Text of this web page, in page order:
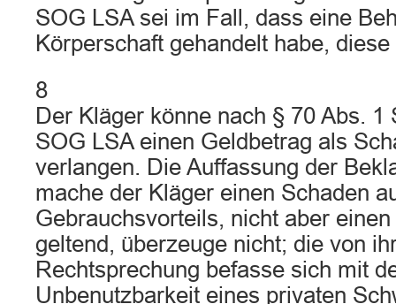
SOG LSA sei im Fall, dass eine
Körperschaft gehandelt habe,
8
Der Kläger könne nach § 70 Abs. 1
SOG LSA einen Geldbetrag als
verlangen. Die Auffassung der
mache der Kläger einen Schaden
Gebrauchsvorteils, nicht aber
geltend, überzeuge nicht; die von
Rechtsprechung befasse sich mit
Unbenutzbarkeit eines privaten